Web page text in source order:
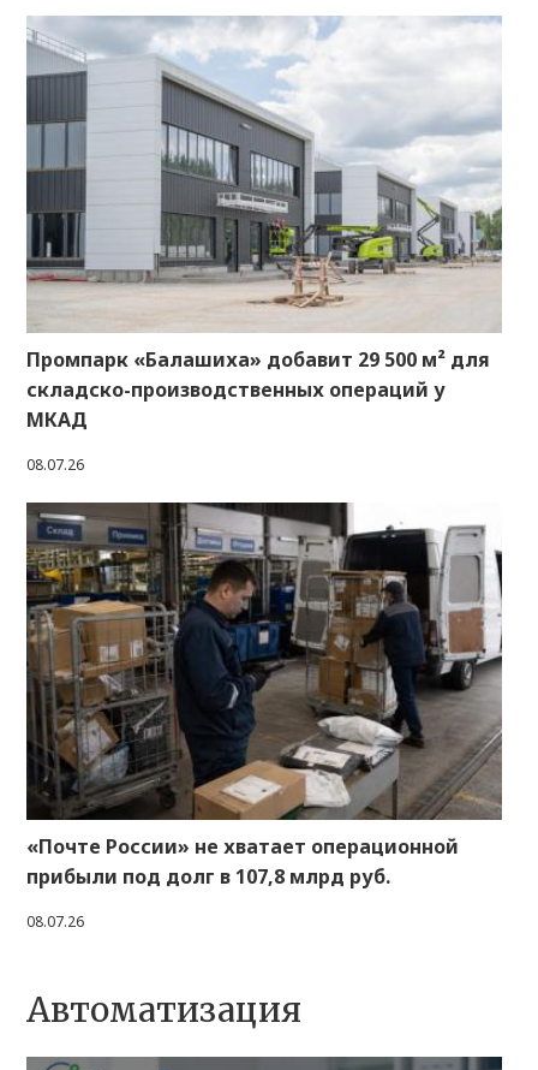
Промпарк «Балашиха» добавит 29 500 м² для
складско-производственных операций у
МКАД
08.07.26
«Почте России» не хватает операционной
прибыли под долг в 107,8 млрд руб.
08.07.26
Автоматизация